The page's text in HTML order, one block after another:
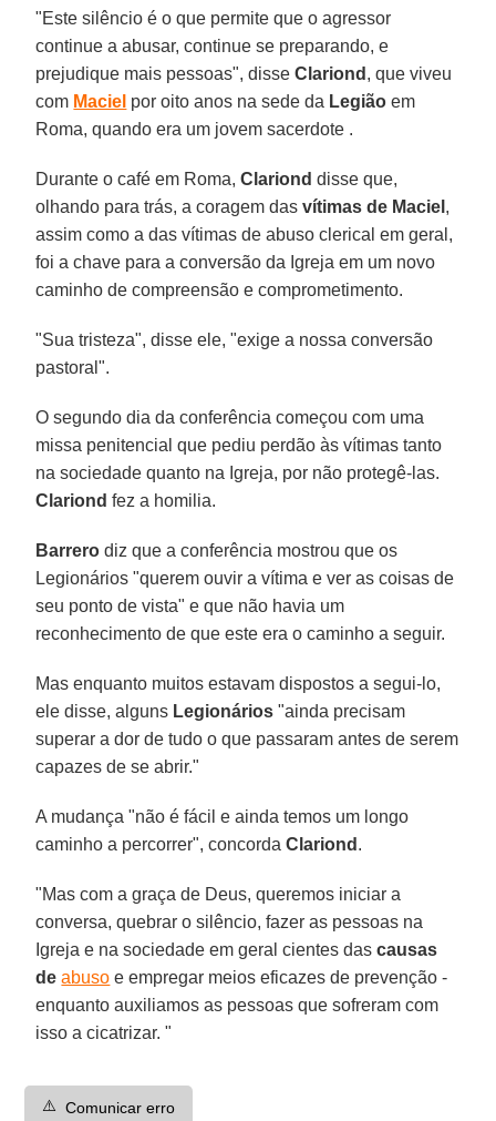
"Este silêncio é o que permite que o agressor
continue a abusar, continue se preparando, e
prejudique mais pessoas", disseClariond , que viveu
com Maciel por oito anos na sede da Legião em
Roma, quando era um jovem sacerdote .
Durante o café em Roma,Clariond disse que,
olhando para trás, a coragem dasvítimas de Maciel ,
assim como a das vítimas de abuso clerical em geral,
foi a chave para a conversão da Igreja em um novo
caminho de compreensão e comprometimento.
"Sua tristeza", disse ele, "exige a nossa conversão
pastoral".
O segundo dia da conferência começou com uma
missa penitencial que pediu perdão às vítimas tanto
na sociedade quanto na Igreja, por não protegê-las.
Clariond fez a homilia.
Barrero diz que a conferência mostrou que os
Legionários "querem ouvir a vítima e ver as coisas de
seu ponto de vista" e que não havia um
reconhecimento de que este era o caminho a seguir.
Mas enquanto muitos estavam dispostos a segui-lo,
ele disse, alguns Legionários "ainda precisam
superar a dor de tudo o que passaram antes de serem
capazes de se abrir."
A mudança "não é fácil e ainda temos um longo
caminho a percorrer", concordaClariond .
"Mas com a graça de Deus, queremos iniciar a
conversa, quebrar o silêncio, fazer as pessoas na
Igreja e na sociedade em geral cientes dascausas
deabuso e empregar meios eficazes de prevenção -
enquanto auxiliamos as pessoas que sofreram com
isso a cicatrizar. "
⚠️ Comunicar erro